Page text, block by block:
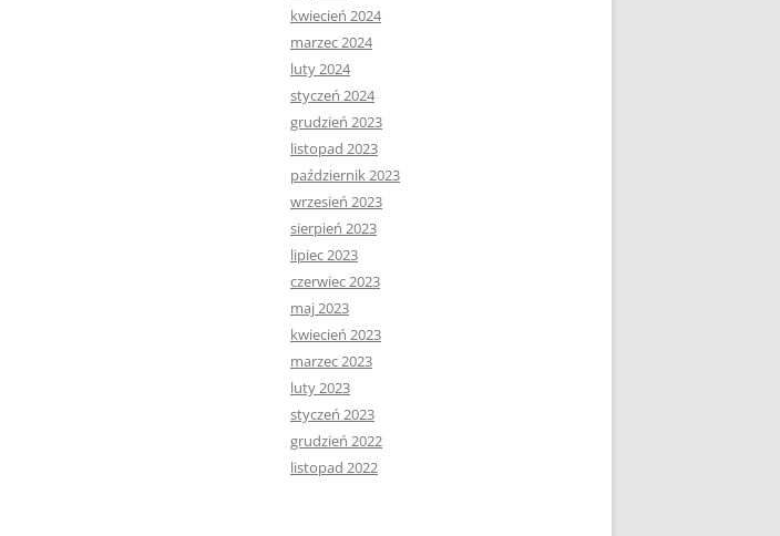
kwiecień 2024
marzec 2024
luty 2024
styczeń 2024
grudzień 2023
listopad 2023
październik 2023
wrzesień 2023
sierpień 2023
lipiec 2023
czerwiec 2023
maj 2023
kwiecień 2023
marzec 2023
luty 2023
styczeń 2023
grudzień 2022
listopad 2022